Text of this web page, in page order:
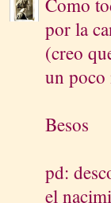
Como
por la
(creo
un poco
Besos
pd:
el